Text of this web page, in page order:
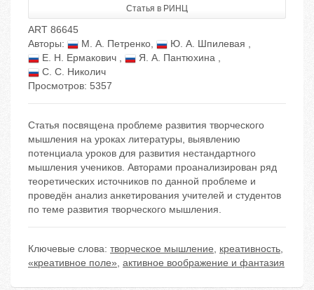
Статья в РИНЦ
ART 86645
Авторы:
М. А. Петренко, Ю. А. Шпилевая ,
Е. Н. Ермакович , Я. А. Пантюхина ,
С. С. Николич
Просмотров: 5357
Статья посвящена проблеме развития творческого
мышления на уроках литературы, выявлению
потенциала уроков для развития нестандартного
мышления учеников. Авторами проанализирован ряд
теоретических источников по данной проблеме и
проведён анализ анкетирования учителей и студентов
по теме развития творческого мышления.
Ключевые слова: творческое мышление, креативность,
«креативное поле», активное воображение и фантазия